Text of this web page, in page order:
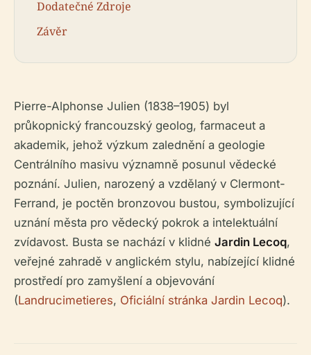
Dodatečné Zdroje
Závěr
Pierre-Alphonse Julien (1838–1905) byl
průkopnický francouzský geolog, farmaceut a
akademik, jehož výzkum zalednění a geologie
Centrálního masivu významně posunul vědecké
poznání. Julien, narozený a vzdělaný v Clermont-
Ferrand, je poctěn bronzovou bustou, symbolizující
uznání města pro vědecký pokrok a intelektuální
zvídavost. Busta se nachází v klidné Jardin Lecoq,
veřejné zahradě v anglickém stylu, nabízející klidné
prostředí pro zamyšlení a objevování
(Landrucimetieres, Oficiální stránka Jardin Lecoq).